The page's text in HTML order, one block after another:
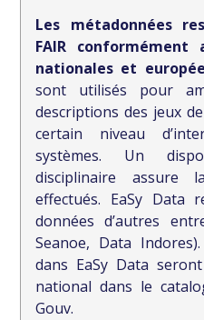
Les métadonnées
FAIR conformément
nationales et
sont utilisés pour
descriptions des jeux
certain niveau
systèmes. Un
disciplinaire assure
effectués. EaSy Data
données d’autres
Seanoe, Data
dans EaSy Data
national dans le
Gouv.